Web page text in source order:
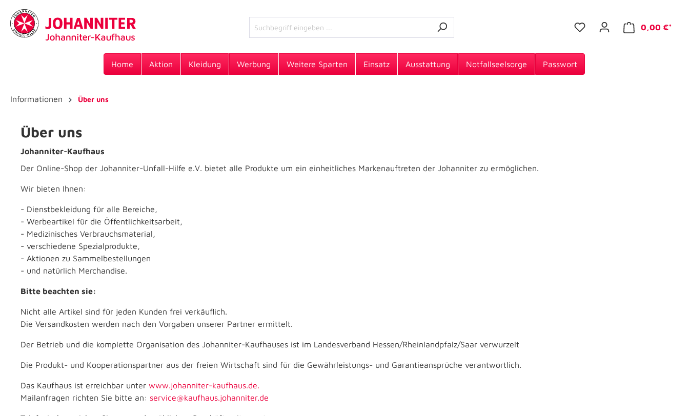
0,00 €*
Home Aktion Kleidung Werbung Weitere Sparten Einsatz Ausstattung Notfallseelsorge Passwort
Informationen Über uns
Über uns
Johanniter-Kaufhaus
Der Online-Shop der Johanniter-Unfall-Hilfe e.V. bietet alle Produkte um ein einheitliches Markenauftreten der Johanniter zu ermöglichen.
Wir bieten Ihnen:
- Dienstbekleidung für alle Bereiche,
- Werbeartikel für die Öffentlichkeitsarbeit,
- Medizinisches Verbrauchsmaterial,
- verschiedene Spezialprodukte,
- Aktionen zu Sammelbestellungen
- und natürlich Merchandise.
Bitte beachten sie:
Nicht alle Artikel sind für jeden Kunden frei verkäuflich.
Die Versandkosten werden nach den Vorgaben unserer Partner ermittelt.
Der Betrieb und die komplette Organisation des Johanniter-Kaufhauses ist im Landesverband Hessen/Rheinlandpfalz/Saar verwurzelt
Die Produkt- und Kooperationspartner aus der freien Wirtschaft sind für die Gewährleistungs- und Garantieansprüche verantwortlich.
Das Kaufhaus ist erreichbar unter www.johanniter-kaufhaus.de.
Mailanfragen richten Sie bitte an: service@kaufhaus.johanniter.de